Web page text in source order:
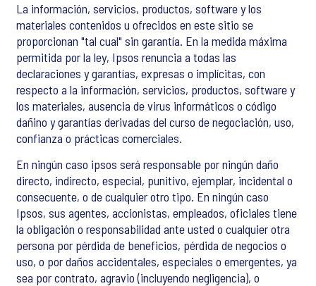
La información, servicios, productos, software y los
materiales contenidos u ofrecidos en este sitio se
proporcionan "tal cual" sin garantía. En la medida máxima
permitida por la ley, Ipsos renuncia a todas las
declaraciones y garantías, expresas o implícitas, con
respecto a la información, servicios, productos, software y
los materiales, ausencia de virus informáticos o código
dañino y garantías derivadas del curso de negociación, uso,
confianza o prácticas comerciales.
En ningún caso ipsos será responsable por ningún daño
directo, indirecto, especial, punitivo, ejemplar, incidental o
consecuente, o de cualquier otro tipo. En ningún caso
Ipsos, sus agentes, accionistas, empleados, oficiales tiene
la obligación o responsabilidad ante usted o cualquier otra
persona por pérdida de beneficios, pérdida de negocios o
uso, o por daños accidentales, especiales o emergentes, ya
sea por contrato, agravio (incluyendo negligencia), o